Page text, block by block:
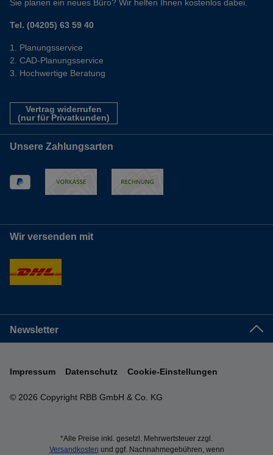
Sie planen ein neues Büro? Wir helfen Ihnen kostenlos dabei.
Tel. (04205) 63 59 40
Planungsservice
CAD-Planungsservice
Hochwertige Beratung
Vertrag widerrufen
(nur für Privatkunden)
Unsere Zahlungsarten
Wir versenden mit
Newsletter
© 2026 Copyright RBB GmbH & Co. KG
Impressum Datenschutz Cookie-Einstellungen
*Alle Preise inkl. gesetzl. Mehrwertsteuer zzgl.
Versandkosten und ggf. Nachnahmegebühren, wenn